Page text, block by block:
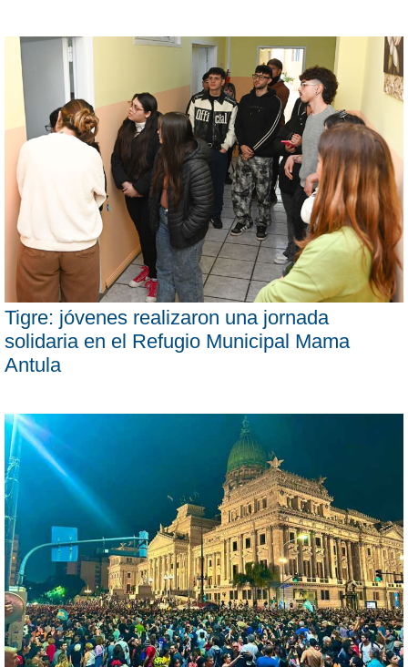
Tigre: jóvenes realizaron una jornada
solidaria en el Refugio Municipal Mama
Antula